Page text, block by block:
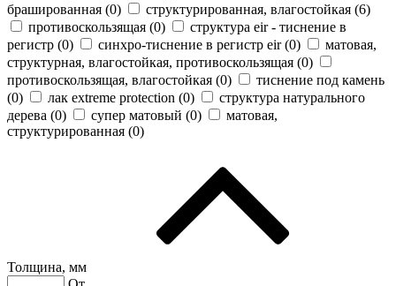
брашированная (0) структурированная, влагостойкая (6)
противоскользящая (0)
cтруктура eir - тиснение в
регистр (0) синхро-тиснение в регистр eir (0)
матовая,
структурная, влагостойкая, противоскользящая (0)
противоскользящая, влагостойкая (0)
тиснение под камень
(0) лак extreme protection (0)
структура натурального
дерева (0) супер матовый (0)
матовая,
структурированная (0)
Толщина, мм